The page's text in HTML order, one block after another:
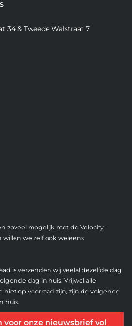
34 & Tweede Walstraat 7
zoveel mogelijk met de Velocity-
we zelf ook weleens
is verzenden wij veelal dezelfde dag
dag in huis. Vrijwel alle
niet op voorraad zijn, zijn de volgende
huis.
voor onze nieuwsbrief vol